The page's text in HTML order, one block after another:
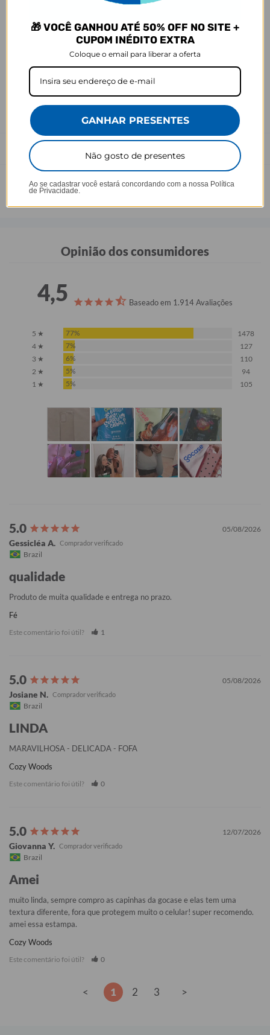
Antes de garantir seu acessório, dá uma conferida no modelo do
seu celular! Os modelos 5G geralmente têm telas maiores que as
outras versões, então certifique-se de que o seu escolhido vai
encaixar direitinho. Fique de olho e escolha certinho para tudo
combinar com seu smartphone! 😎📱
*Imagens meramente ilustrativas, o produto final pode sofrer uma
leve variação de cor/tonalidade.
Prazo de Postagem
Opinião dos consumidores
4,5 Baseado em 1.914 Avaliações
5 ★ 77%
1478
4 ★
7%
127
3 ★
6%
110
2 ★
5%
94
1 ★
5% 105
05/08/2026
Gessicléa A.
Brazil
qualidade
Produto de muita qualidade e entrega no prazo.
Fé
Este comentário foi útil? 1
05/08/2026
Josiane N.
Brazil
LINDA
MARAVILHOSA - DELICADA - FOFA
Cozy Woods
Este comentário foi útil? 0
12/07/2026
Giovanna Y.
Brazil
Amei
muito linda, sempre compro as capinhas da gocase e elas tem uma
textura diferente, fora que protegem muito o celular! super recomendo.
amei essa estampa.
Cozy Woods
Este comentário foi útil? 0
< 1 2 3 >
🎁 VOCÊ GANHOU ATÉ 50% OFF NO SITE +
CUPOM INÉDITO EXTRA
Coloque o email para liberar a oferta
GANHAR PRESENTES
Não gosto de presentes
Ao se cadastrar você estará concordando com a nossa Política
de Privacidade.